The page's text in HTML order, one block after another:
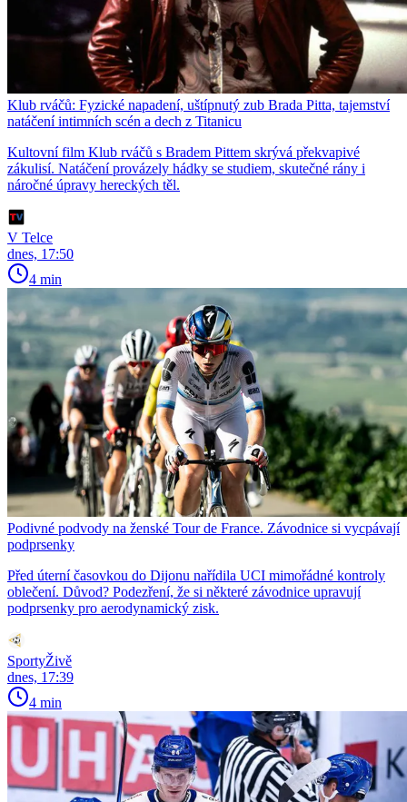
Klub rváčů: Fyzické napadení, uštípnutý zub Brada Pitta, tajemství
natáčení intimních scén a dech z Titanicu
Kultovní film Klub rváčů s Bradem Pittem skrývá překvapivé
zákulisí. Natáčení provázely hádky se studiem, skutečné rány i
náročné úpravy hereckých těl.
V Telce
dnes, 17:50
4 min
Podivné podvody na ženské Tour de France. Závodnice si vycpávají
podprsenky
Před úterní časovkou do Dijonu nařídila UCI mimořádné kontroly
oblečení. Důvod? Podezření, že si některé závodnice upravují
podprsenky pro aerodynamický zisk.
SportyŽivě
dnes, 17:39
4 min